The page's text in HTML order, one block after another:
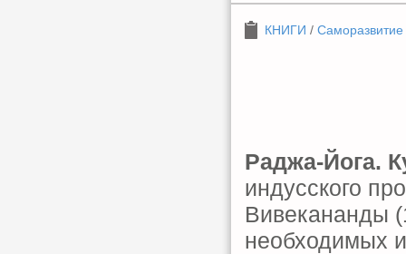
КНИГИ / Саморазвитие
Раджа-Йога.
индусского
Вивекананды
необходимых